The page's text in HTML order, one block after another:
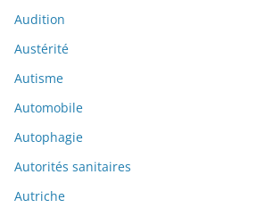
Audition
Austérité
Autisme
Automobile
Autophagie
Autorités sanitaires
Autriche